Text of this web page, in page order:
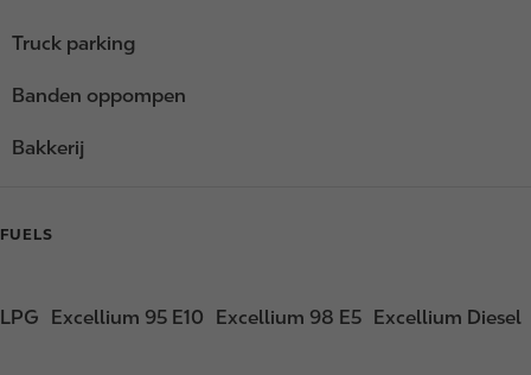
Truck parking
Banden oppompen
Bakkerij
FUELS
LPG Excellium 95 E10 Excellium 98 E5 Excellium Diesel